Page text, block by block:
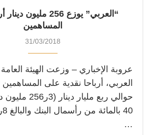
“العربي” يوزع 256
المساهمين
31/03/2018
عروبة الإخباري – وزعت الهيئة العامة
العربي، أرباحا نقدية على
حوالي ربع مليار
…